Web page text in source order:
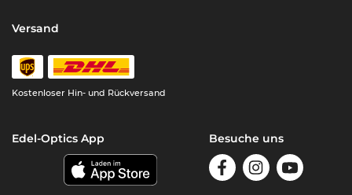
Versand
Kostenloser Hin- und Rückversand
Edel-Optics App Besuche uns